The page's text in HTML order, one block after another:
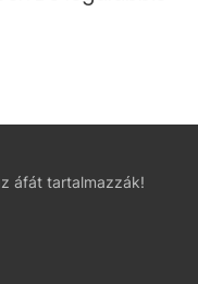
áfát tartalmazzák!